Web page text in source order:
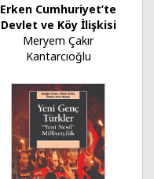
Erken Cumhuriyet’te
Devlet ve Köy İlişkisi
Meryem Çakır
Kantarcıoğlu